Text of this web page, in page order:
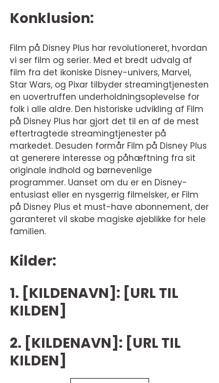
Konklusion:
Film på Disney Plus har revolutioneret, hvordan
vi ser film og serier. Med et bredt udvalg af
film fra det ikoniske Disney-univers, Marvel,
Star Wars, og Pixar tilbyder streamingtjenesten
en uovertruffen underholdningsoplevelse for
folk i alle aldre. Den historiske udvikling af Film
på Disney Plus har gjort det til en af de mest
eftertragtede streamingtjenester på
markedet. Desuden formår Film på Disney Plus
at generere interesse og påhæftning fra sit
originale indhold og børnevenlige
programmer. Uanset om du er en Disney-
entusiast eller en nysgerrig filmelsker, er Film
på Disney Plus et must-have abonnement, der
garanteret vil skabe magiske øjeblikke for hele
familien.
Kilder:
1. [KILDENAVN]: [URL TIL
KILDEN]
2. [KILDENAVN]: [URL TIL
KILDEN]